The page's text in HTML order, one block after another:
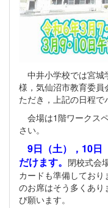
中井小学校では宮
様，気仙沼市教育委
ただき，上記の日程で
会場は1階ワークス
さい。
9日（土），10日
だけます。 閉校式会
カードも準備してお
のお席はそう多くあ
び願います。